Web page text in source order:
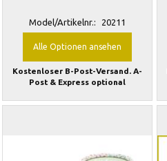
Model/Artikelnr.: 20211
Alle Optionen ansehen
Kostenloser B-Post-Versand. A-
Post & Express optional